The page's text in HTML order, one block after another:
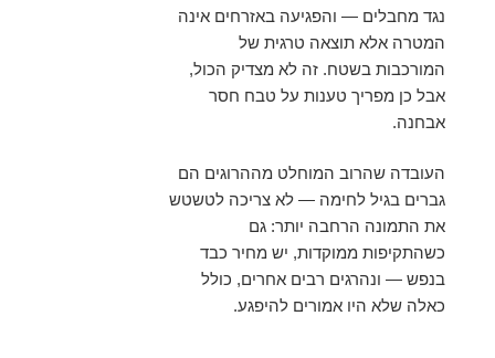
נגד מחבלים — והפגיעה באזרחים אינה
המטרה אלא תוצאה טרגית של
המורכבות בשטח. זה לא מצדיק הכול,
אבל כן מפריך טענות על טבח חסר
אבחנה.
העובדה שהרוב המוחלט מההרוגים הם
גברים בגיל לחימה — לא צריכה לטשטש
את התמונה הרחבה יותר: גם
כשהתקיפות ממוקדות, יש מחיר כבד
בנפש — ונהרגים רבים אחרים, כולל
כאלה שלא היו אמורים להיפגע.